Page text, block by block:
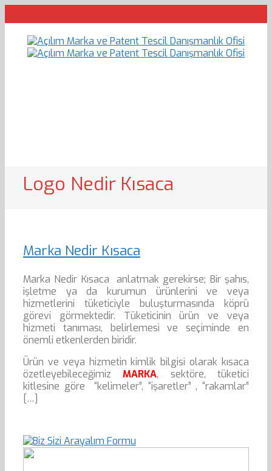
Logo Nedir Kısaca
Marka Nedir Kısaca
Marka Nedir Kısaca anlatmak gerekirse; Bir şahıs,
işletme ya da kurumun ürünlerini ve veya
hizmetlerini tüketiciyle buluşturmasında köprü
görevi görmektedir. Tüketicinin ürün ve veya
hizmeti tanıması, belirlemesi ve seçiminde en
önemli etkenlerden biridir.
Ürün ve veya hizmetin kimlik bilgisi olarak kısaca
özetleyebileceğimizMARKA, sektöre, tüketici
kitlesine göre “kelimeler”, “işaretler” , “rakamlar”
[…]